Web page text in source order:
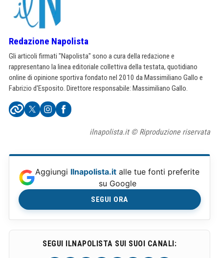
Redazione Napolista
Gli articoli firmati "Napolista" sono a cura della redazione e
rappresentano la linea editoriale collettiva della testata, quotidiano
online di opinione sportiva fondato nel 2010 da Massimiliano Gallo e
Fabrizio d'Esposito. Direttore responsabile: Massimiliano Gallo.
ilnapolista.it © Riproduzione riservata
Aggiungi Ilnapolista.it alle tue fonti preferite
su Google
SEGUI ORA
SEGUI ILNAPOLISTA SUI SUOI CANALI: